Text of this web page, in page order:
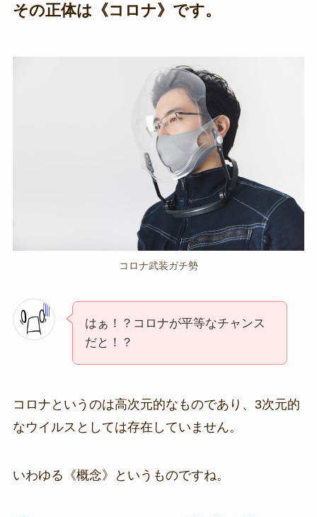
その正体は《コロナ》です。
コロナ武装ガチ勢
はぁ！？コロナが平等なチャンス
だと！？
コロナというのは高次元的なものであり、3次元的
なウイルスとしては存在していません。
いわゆる《概念》というものですね。